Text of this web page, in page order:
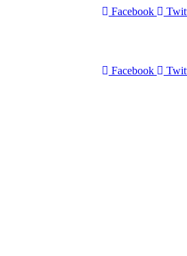
Facebook
Facebook